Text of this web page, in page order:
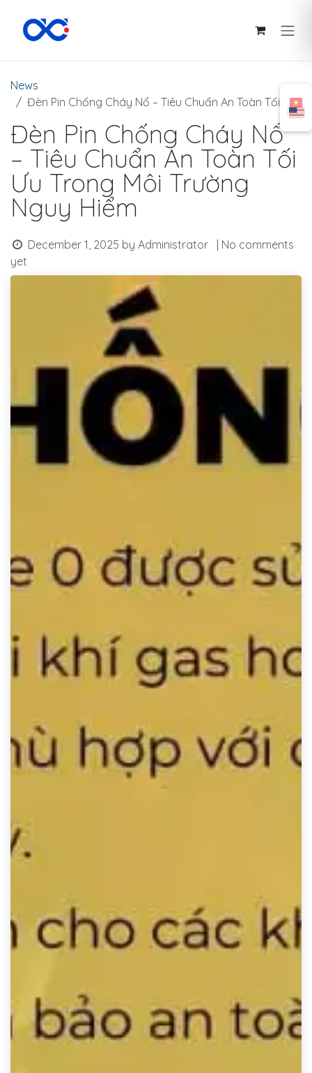
News
Đèn Pin Chống Cháy Nổ – Tiêu Chuẩn An Toàn Tối Ưu Trong Môi Trường Nguy Hiểm
Đèn Pin Chống Cháy Nổ
– Tiêu Chuẩn An Toàn Tối
Ưu Trong Môi Trường
Nguy Hiểm
December 1, 2025 by Administrator
| No comments
yet